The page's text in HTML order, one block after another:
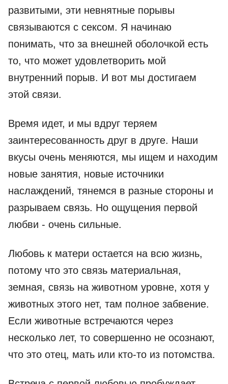
развитыми, эти невнятные порывы
связываются с сексом. Я начинаю
понимать, что за внешней оболочкой есть
то, что может удовлетворить мой
внутренний порыв. И вот мы достигаем
этой связи.
Время идет, и мы вдруг теряем
заинтересованность друг в друге. Наши
вкусы очень меняются, мы ищем и находим
новые занятия, новые источники
наслаждений, тянемся в разные стороны и
разрываем связь. Но ощущения первой
любви - очень сильные.
Любовь к матери остается на всю жизнь,
потому что это связь материальная,
земная, связь на животном уровне, хотя у
животных этого нет, там полное забвение.
Если животные встречаются через
несколько лет, то совершенно не осознают,
что это отец, мать или кто-то из потомства.